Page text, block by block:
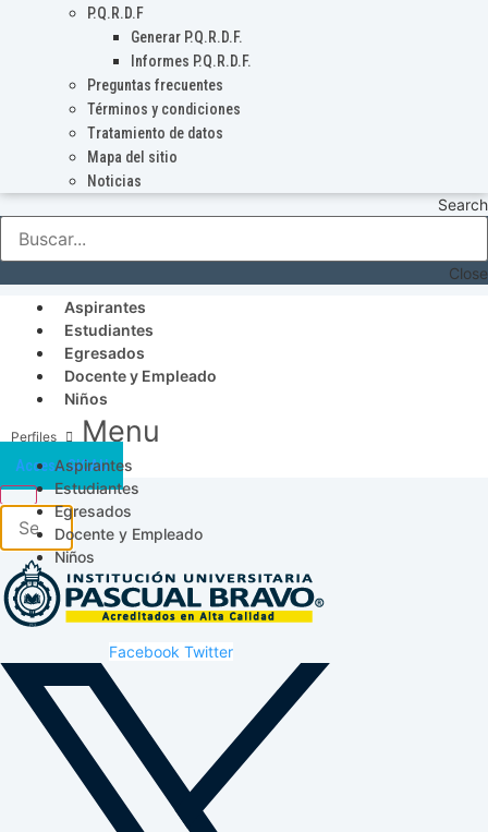
P.Q.R.D.F
Generar P.Q.R.D.F.
Informes P.Q.R.D.F.
Preguntas frecuentes
Términos y condiciones
Tratamiento de datos
Mapa del sitio
Noticias
Search
Close
Aspirantes
Estudiantes
Egresados
Docente y Empleado
Niños
Menu
Aspirantes
Estudiantes
Egresados
Docente y Empleado
Niños
Acceso SICAU
Facebook Twitter